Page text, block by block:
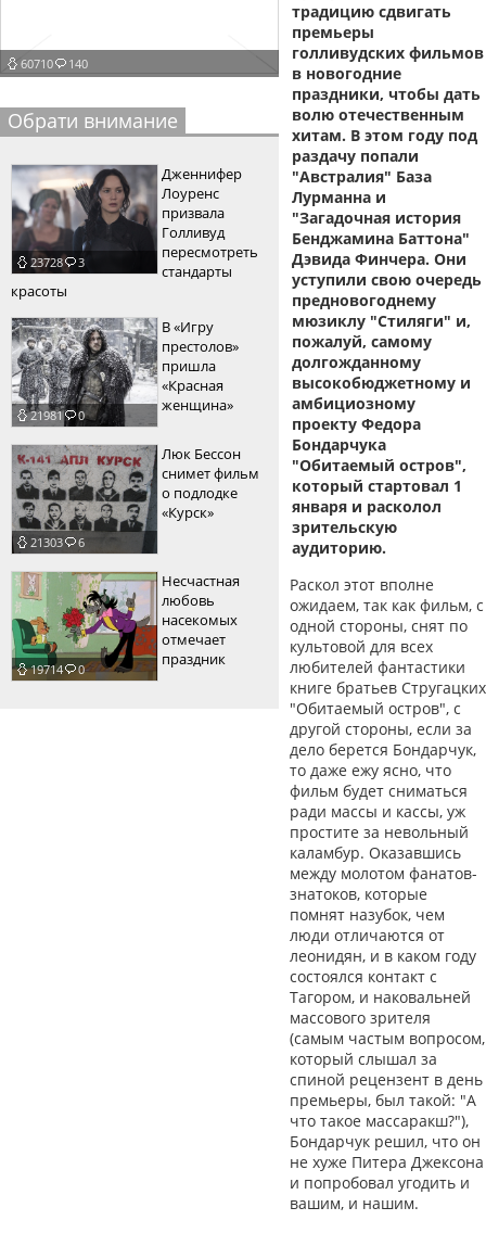
пїЅпїЅпїЅпїЅпїЅпїЅпїЅпїЅпїЅпїЅпїЅ
пїЅпїЅпїЅ
пїЅпїЅпїЅпїЅпїЅпїЅпїЅпїЅпїЅ
пїЅпїЅпїЅ пїЅпїЅпїЅпїЅпїЅ
пїЅпїЅпїЅ пїЅпїЅпїЅпїЅпїЅпїЅ
пїЅпїЅпїЅпїЅпїЅ
пїЅпїЅпїЅпїЅпїЅпїЅпїЅпїЅпїЅпїЅ
пїЅпїЅпїЅпїЅпїЅпїЅпїЅпїЅпїЅпїЅ
60710 140
Обрати внимание
23728 3
Дженнифер
Лоуренс
призвала
Голливуд
пересмотреть
стандарты
красоты
21981 0
В «Игру
престолов»
пришла
«Красная
женщина»
21303 6
Люк Бессон
снимет фильм
о подлодке
«Курск»
19714 0
Несчастная
любовь
насекомых
отмечает
праздник
традицию сдвигать
премьеры
голливудских фильмов
в новогодние
праздники, чтобы дать
волю отечественным
хитам. В этом году под
раздачу попали
"Австралия" База
Лурманна и
"Загадочная история
Бенджамина Баттона"
Дэвида Финчера. Они
уступили свою очередь
предновогоднему
мюзиклу "Стиляги" и,
пожалуй, самому
долгожданному
высокобюджетному и
амбициозному
проекту Федора
Бондарчука
"Обитаемый остров",
который стартовал 1
января и расколол
зрительскую
аудиторию.
Раскол этот вполне
ожидаем, так как фильм, с
одной стороны, снят по
культовой для всех
любителей фантастики
книге братьев Стругацких
"Обитаемый остров", с
другой стороны, если за
дело берется Бондарчук,
то даже ежу ясно, что
фильм будет сниматься
ради массы и кассы, уж
простите за невольный
каламбур. Оказавшись
между молотом фанатов-
знатоков, которые
помнят назубок, чем
люди отличаются от
леонидян, и в каком году
состоялся контакт с
Тагором, и наковальней
массового зрителя
(самым частым вопросом,
который слышал за
спиной рецензент в день
премьеры, был такой: "А
что такое массаракш?"),
Бондарчук решил, что он
не хуже Питера Джексона
и попробовал угодить и
вашим, и нашим.